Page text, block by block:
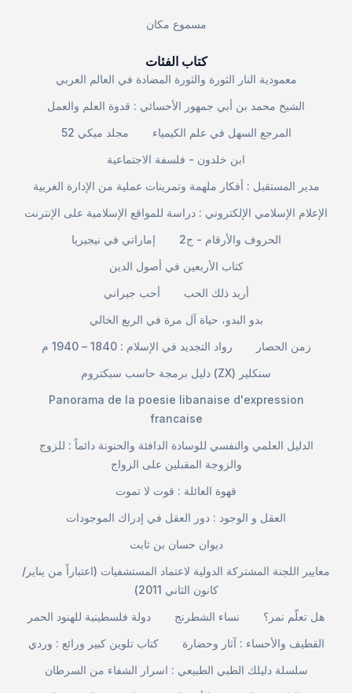
مسموع مكان
كتاب الفئات
معمودية النار الثورة والثورة المضادة في العالم العربي
الشيخ محمد بن أبي جمهور الأحسائي : قدوة العلم والعمل
مجلد ميكي 52
المرجع السهل في علم الكيمياء
ابن خلدون - فلسفة الاجتماعية
مدير المستقبل : أفكار ملهمة وتمرينات عملية من الإدارة الغربية
الإعلام الإسلامي الإلكتروني : دراسة للمواقع الإسلامية على الإنترنت
إماراتي في نيجيريا
الحروف والأرقام - ج2
كتاب الأربعين في أصول الدين
أحب جيراني
أريد ذلك الحب
بدو البدو، حياة آل مرة في الربع الخالي
رواد التجديد في الإسلام : 1840 – 1940 م
زمن الحصار
دليل برمجة حاسب سبكتروم (ZX) سنكلير
Panorama de la poesie libanaise d'expression
francaise
الدليل العلمي والنفسي للوسادة الدافئة والحنونة دائماً : للزوج
والزوجة المقبلين على الزواج
قهوة العائلة : قوت لا تموت
العقل و الوجود : دور العقل في إدراك الموجودات
ديوان حسان بن ثابت
معايير اللجنة المشتركة الدولية لاعتماد المستشفيات (اعتباراً من يناير/
كانون الثاني 2011)
دولة فلسطينية للهنود الحمر
نساء الشطرنج
هل تعلّم نمر؟
كتاب تلوين كبير ورائع : وردي
القطيف والأحساء : آثار وحضارة
سلسلة دليلك الطبي الطبيعي : اسرار الشفاء من السرطان